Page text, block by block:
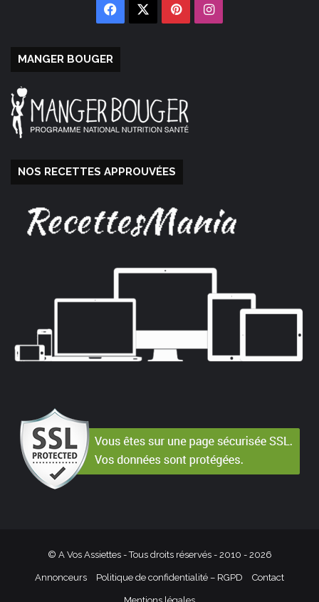
Facebook PinterestInstagram
MANGER BOUGER
NOS RECETTES APPROUVÉES
© A Vos Assiettes - Tous droits réservés - 2010 - 2026
Annonceurs Politique de confidentialité – RGPD Contact